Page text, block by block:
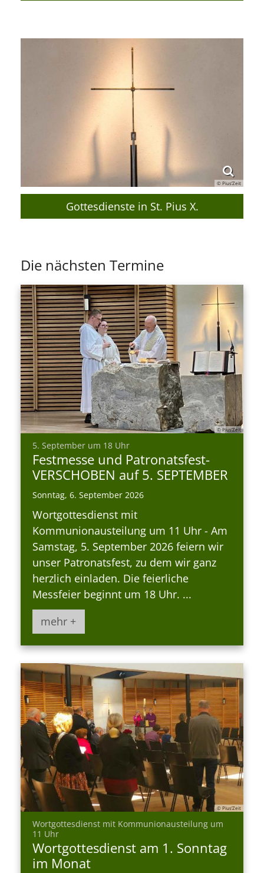
© Pius’Zeit
Gottesdienste in St. Pius X.
Die nächsten Termine
© Pius’Zeit
5. September um 18 Uhr:
Festmesse und Patronatsfest-
VERSCHOBEN auf 5. SEPTEMBER
Sonntag, 6. September 2026
Wortgottesdienst mit
Kommunionausteilung um 11 Uhr - Am
Samstag, 5. September 2026 feiern wir
unser Patronatsfest, zu dem wir ganz
herzlich einladen. Die feierliche
Messfeier beginnt um 18 Uhr. ...
mehr +
© Pius’Zeit
Wortgottesdienst mit Kommunionausteilung um
11 Uhr:
Wortgottesdienst am 1. Sonntag
im Monat